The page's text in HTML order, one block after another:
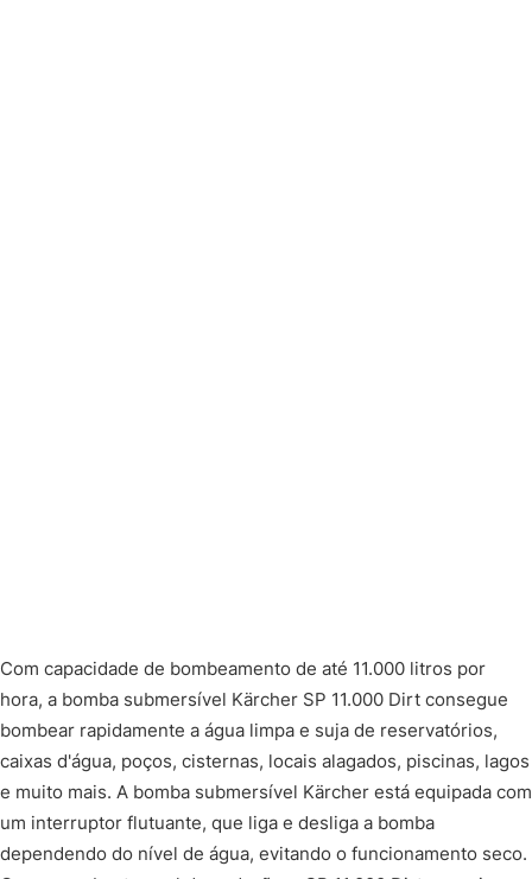
Com capacidade de bombeamento de até 11.000 litros por
hora, a bomba submersível Kärcher SP 11.000 Dirt consegue
bombear rapidamente a água limpa e suja de reservatórios,
caixas d'água, poços, cisternas, locais alagados, piscinas, lagos
e muito mais. A bomba submersível Kärcher está equipada com
um interruptor flutuante, que liga e desliga a bomba
dependendo do nível de água, evitando o funcionamento seco.